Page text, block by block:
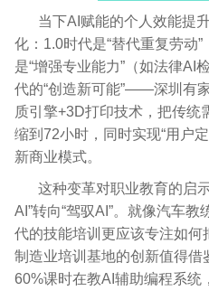
当下AI赋能的个人效能提
化：1.0时代是“替代重复劳动
是“增强专业能力”（如法律AI
代的“创造新可能”——深圳有
质引擎+3D打印技术，把传统
缩到72小时，同时实现“用户
新商业模式。
这种变革对职业教育的启
AI”转向“驾驭AI”。就像汽车
代的技能培训更应该专注如
制造业培训基地的创新值得借
60%课时在教AI辅助编程系统